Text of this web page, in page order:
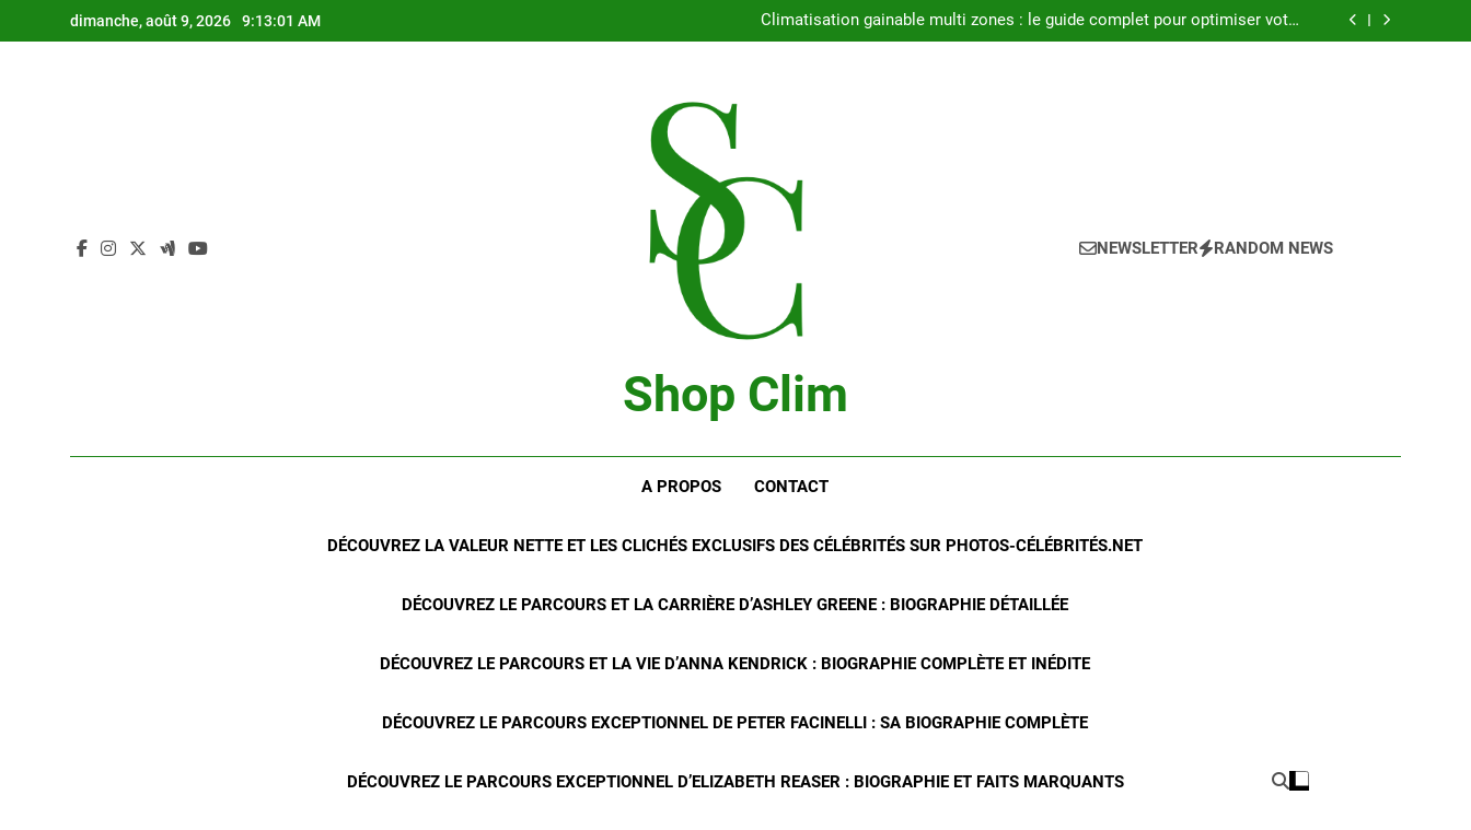
to
dimanche, août 9, 2026 9:13:02 AM
Climatisation gainable multi zones : le guide complet pour optimiser votre
confort en 2025
Comment choisir la climatisation idéale pour votre chambre ?
Shop Clim
NEWSLETTER RANDOM NEWS
A PROPOS CONTACT
DÉCOUVREZ LA VALEUR NETTE ET LES CLICHÉS EXCLUSIFS DES CÉLÉBRITÉS SUR PHOTOS-CÉLÉBRITÉS.NET
DÉCOUVREZ LE PARCOURS ET LA CARRIÈRE D’ASHLEY GREENE : BIOGRAPHIE DÉTAILLÉE
DÉCOUVREZ LE PARCOURS ET LA VIE D’ANNA KENDRICK : BIOGRAPHIE COMPLÈTE ET INÉDITE
DÉCOUVREZ LE PARCOURS EXCEPTIONNEL DE PETER FACINELLI : SA BIOGRAPHIE COMPLÈTE
DÉCOUVREZ LE PARCOURS EXCEPTIONNEL D’ELIZABETH REASER : BIOGRAPHIE ET FAITS MARQUANTS